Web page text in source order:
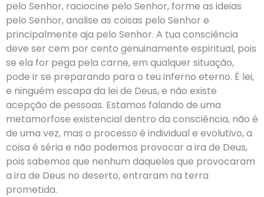
pelo Senhor, raciocine pelo Senhor, forme as ideias
pelo Senhor, analise as coisas pelo Senhor e
principalmente aja pelo Senhor. A tua consciência
deve ser cem por cento genuinamente espiritual, pois
se ela for pega pela carne, em qualquer situação,
pode ir se preparando para o teu inferno eterno. É lei,
e ninguém escapa da lei de Deus, e não existe
acepção de pessoas. Estamos falando de uma
metamorfose existencial dentro da consciência, não é
de uma vez, mas o processo é individual e evolutivo, a
coisa é séria e não podemos provocar a ira de Deus,
pois sabemos que nenhum daqueles que provocaram
a ira de Deus no deserto, entraram na terra
prometida.